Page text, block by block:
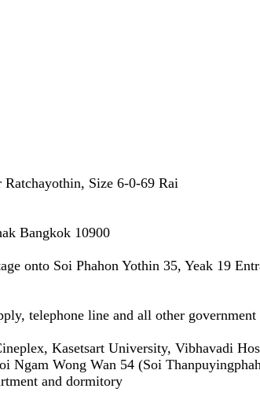
Size 6‑0‑69 Rai
Bangkok 10900
onto Soi Phahon Yothin 35, Yeak 19
telephone line and all other
Kasetsart University, Vibhavadi
Ngam Wong Wan 54 (Soi
and dormitory